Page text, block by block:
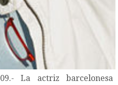
La actriz barcelonesa